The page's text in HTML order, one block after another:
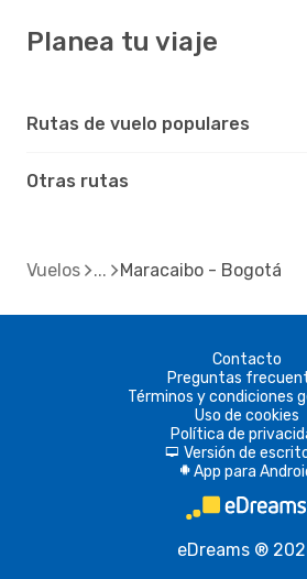
Planea tu viaje
Rutas de vuelo populares
Otras rutas
Vuelos Maracaibo - Bogotá
Contacto
Preguntas
Términos y condiciones
Uso de cookies
Política de
d Versión de
A App para
eDreams ®